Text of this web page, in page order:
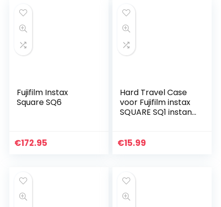
Fujifilm Instax
Square SQ6
€172.95
Hard Travel Case
voor Fujifilm instax
SQUARE SQ1 instant
Case, Oranje)
€15.99